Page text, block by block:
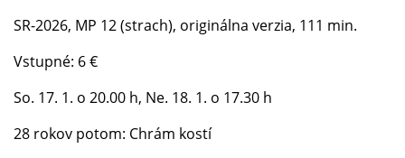
SR-2026, MP 12 (strach), originálna verzia, 111 min.
Vstupné: 6 €
So. 17. 1. o 20.00 h, Ne. 18. 1. o 17.30 h
28 rokov potom: Chrám kostí